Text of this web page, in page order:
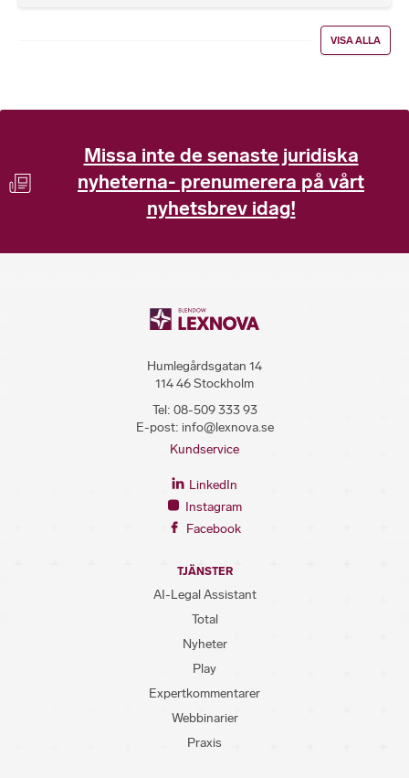
VISA ALLA
Missa inte de senaste juridiska
nyheterna- prenumerera på vårt
nyhetsbrev idag!
Humlegårdsgatan 14
114 46 Stockholm
Tel: 08-509 333 93
E-post: info@lexnova.se
Kundservice
LinkedIn
Instagram
Facebook
TJÄNSTER
AI-Legal Assistant
Total
Nyheter
Play
Expertkommentarer
Webbinarier
Praxis